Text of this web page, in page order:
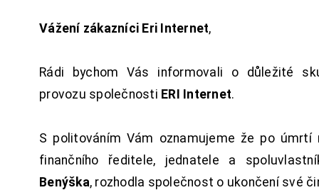
Vážení zákazníci Eri Internet,
Rádi bychom Vás informovali o důležité
provozu společnosti ERI Internet.
S politováním Vám oznamujeme že po úmrtí
finančního ředitele, jednatele a
Benýška, rozhodla společnost o ukončení své